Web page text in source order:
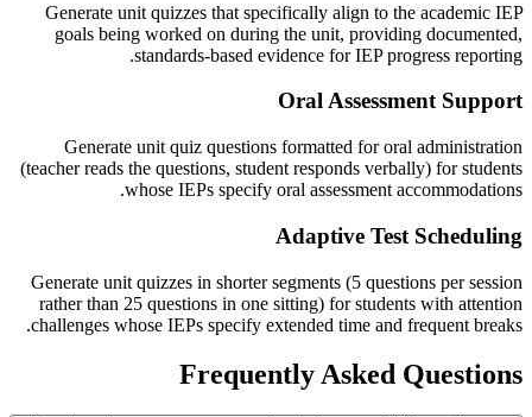
Generate unit quizzes that specifically align to the academic IEP
goals being worked on during the unit, providing documented,
standards-based evidence for IEP progress reporting.
Oral Assessment Support
Generate unit quiz questions formatted for oral administration
(teacher reads the questions, student responds verbally) for students
whose IEPs specify oral assessment accommodations.
Adaptive Test Scheduling
Generate unit quizzes in shorter segments (5 questions per session
rather than 25 questions in one sitting) for students with attention
challenges whose IEPs specify extended time and frequent breaks.
Frequently Asked Questions